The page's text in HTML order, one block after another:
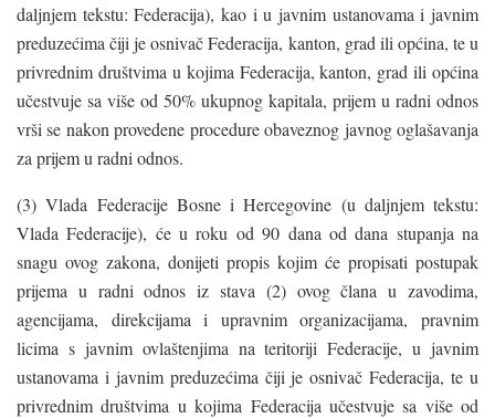
daljnjem tekstu: Federacija), kao i u javnim ustanovama i javnim
preduzećima čiji je osnivač Federacija, kanton, grad ili općina, te u
privrednim društvima u kojima Federacija, kanton, grad ili općina
učestvuje sa više od 50% ukupnog kapitala, prijem u radni odnos
vrši se nakon provedene procedure obaveznog javnog oglašavanja
za prijem u radni odnos.
(3) Vlada Federacije Bosne i Hercegovine (u daljnjem tekstu:
Vlada Federacije), će u roku od 90 dana od dana stupanja na
snagu ovog zakona, donijeti propis kojim će propisati postupak
prijema u radni odnos iz stava (2) ovog člana u zavodima,
agencijama, direkcijama i upravnim organizacijama, pravnim
licima s javnim ovlaštenjima na teritoriji Federacije, u javnim
ustanovama i javnim preduzećima čiji je osnivač Federacija, te u
privrednim društvima u kojima Federacija učestvuje sa više od